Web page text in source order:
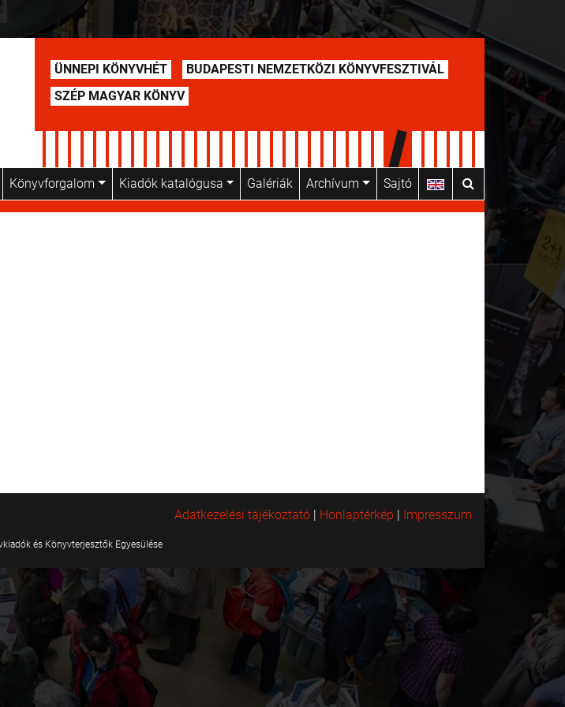
ÜNNEPI KÖNYVHÉT
BUDAPESTI NEMZETKÖZI KÖNYVFESZTIVÁL
SZÉP MAGYAR KÖNYV
Könyvforgalom Kiadók katalógusa Galériák Archívum Sajtó
Adatkezelési tájékoztató | Honlaptérkép | Impresszum
és Könyvterjesztők Egyesülése